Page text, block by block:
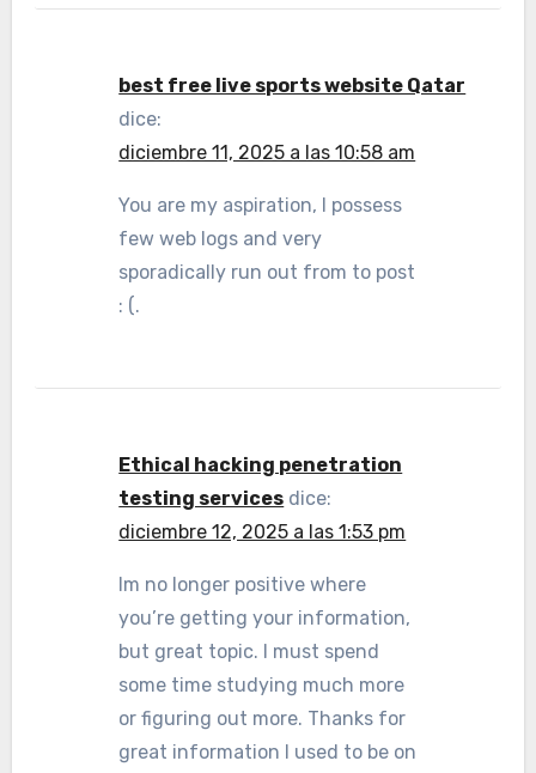
best free live sports website Qatar
dice:
diciembre 11, 2025 a las 10:58 am
You are my aspiration, I possess
few web logs and very
sporadically run out from to post
: (.
Ethical hacking penetration
testing services dice:
diciembre 12, 2025 a las 1:53 pm
Im no longer positive where
you’re getting your information,
but great topic. I must spend
some time studying much more
or figuring out more. Thanks for
great information I used to be on